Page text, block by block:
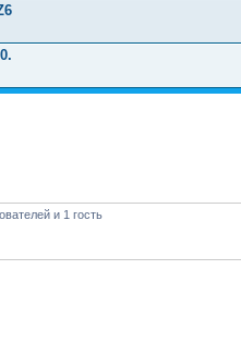
и 1 гость